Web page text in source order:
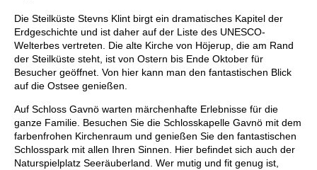
Die Steilküste Stevns Klint birgt ein dramatisches Kapitel der
Erdgeschichte und ist daher auf der Liste des UNESCO-
Welterbes vertreten. Die alte Kirche von Höjerup, die am Rand
der Steilküste steht, ist von Ostern bis Ende Oktober für
Besucher geöffnet. Von hier kann man den fantastischen Blick
auf die Ostsee genießen.
Auf Schloss Gavnö warten märchenhafte Erlebnisse für die
ganze Familie. Besuchen Sie die Schlosskapelle Gavnö mit dem
farbenfrohen Kirchenraum und genießen Sie den fantastischen
Schlosspark mit allen Ihren Sinnen. Hier befindet sich auch der
Naturspielplatz Seeräuberland. Wer mutig und fit genug ist,